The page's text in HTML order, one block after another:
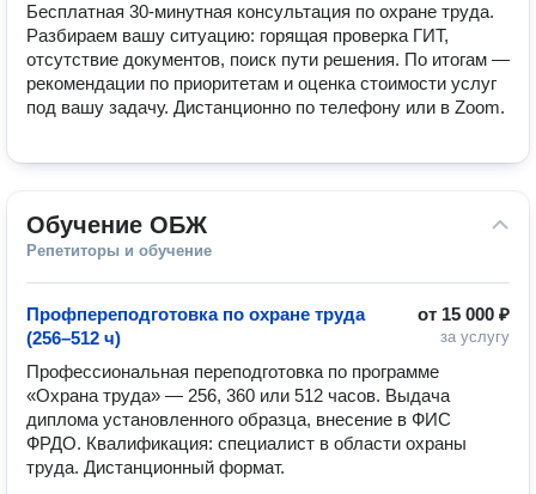
Бесплатная 30-минутная консультация по охране труда.
Разбираем вашу ситуацию: горящая проверка ГИТ,
отсутствие документов, поиск пути решения. По итогам —
рекомендации по приоритетам и оценка стоимости услуг
под вашу задачу. Дистанционно по телефону или в Zoom.
Обучение ОБЖ
Репетиторы и обучение
от 15 000 ₽
за услугу
Профпереподготовка по охране труда
(256–512 ч)
Профессиональная переподготовка по программе
«Охрана труда» — 256, 360 или 512 часов. Выдача
диплома установленного образца, внесение в ФИС
ФРДО. Квалификация: специалист в области охраны
труда. Дистанционный формат.